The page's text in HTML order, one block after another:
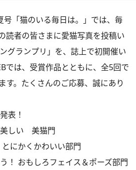
号「猫のいる毎日は。」 では、毎
読者の皆さまに愛猫写真を投稿い
グランプリ」を、誌上で初開催い
では、受賞作品とともに、全5回で
す。たくさんのご応募、誠にあり
表！
美しい 美猫門
とにかくかわいい部門
！ おもしろフェイス＆ポーズ部門